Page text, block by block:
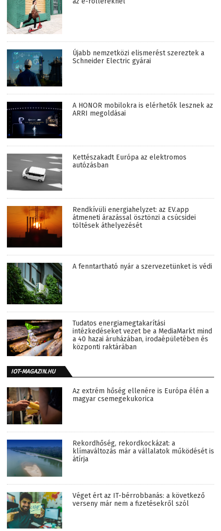
Újabb nemzetközi elismerést szereztek a
Schneider Electric gyárai
A HONOR mobilokra is elérhetők lesznek az
ARRI megoldásai
Kettészakadt Európa az elektromos
autózásban
Rendkívüli energiahelyzet: az EV.app
átmeneti árazással ösztönzi a csúcsidei
töltések áthelyezését
A fenntartható nyár a szervezetünket is védi
Tudatos energiamegtakarítási
intézkedéseket vezet be a MediaMarkt mind
a 40 hazai áruházában, irodaépületében és
központi raktárában
IOT-MAGAZIN.HU
Az extrém hőség ellenére is Európa élén a
magyar csemegekukorica
Rekordhőség, rekordkockázat: a
klímaváltozás már a vállalatok működését is
átírja
Véget ért az IT-bérrobbanás: a következő
verseny már nem a fizetésekről szól